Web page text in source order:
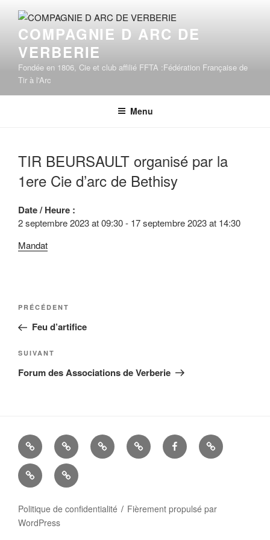
contenu
principal
COMPAGNIE D ARC DE
VERBERIE
Fondée en 1806, Cie et club affilié FFTA :Fédération Française de
Tir à l'Arc
Menu
TIR BEURSAULT organisé par la
1ere Cie d’arc de Bethisy
Date / Heure :
2 septembre 2023at09:30- 17 septembre 2023at 14:30
Mandat
Navigation
l’article
Article
précédent
PRÉCÉDENT
Feu d’artifice
Article
suivant
SUIVANT
Forum des Associations de Verberie
La
Cie
d’Arc
Histoire ALBUMSLIENS
UTILES
FACEBOOK
Mandats
Nous
contacter
–
Politique de confidentialité
Fièrement propulsé par
WordPress